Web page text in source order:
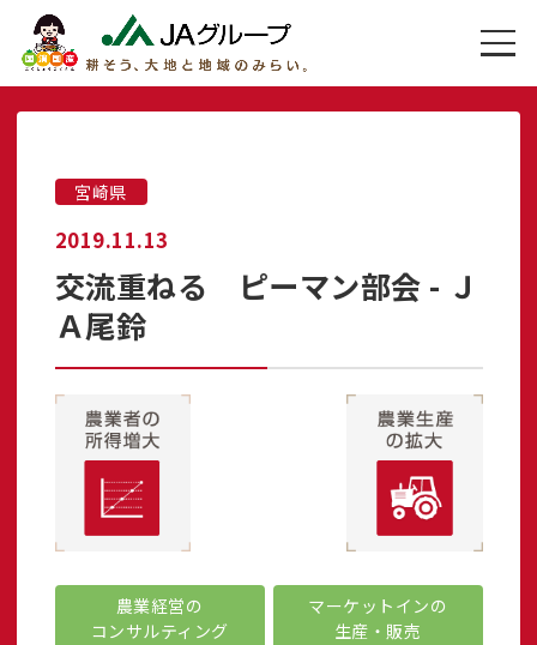
宮崎県
2019.11.13
交流重ねる ピーマン部会 - Ｊ
Ａ尾鈴
農業経営の
コンサルティング
マーケットインの
生産・販売